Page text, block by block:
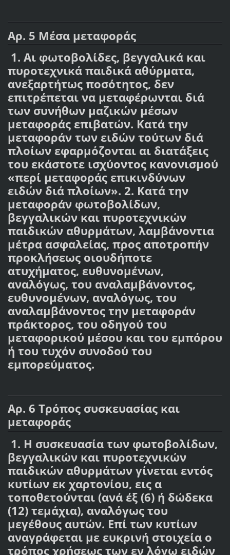
Αρ. 5 Μέσα μεταφοράς
1. Αι φωτοβολίδες, βεγγαλικά και
πυροτεχνικά παιδικά αθύρματα,
ανεξαρτήτως ποσότητος, δεν
επιτρέπεται να μεταφέρωνται διά
των συνήθων μαζικών μέσων
μεταφοράς επιβατών. Κατά την
μεταφοράν των ειδών τούτων διά
πλοίων εφαρμόζονται αι διατάξεις
του εκάστοτε ισχύοντος κανονισμού
«περί μεταφοράς επικινδύνων
ειδών διά πλοίων». 2. Κατά την
μεταφοράν φωτοβολίδων,
βεγγαλικών και πυροτεχνικών
παιδικών αθυρμάτων, λαμβάνοντια
μέτρα ασφαλείας, προς αποτροπήν
προκλήσεως οιουδήποτε
ατυχήματος, ευθυνομένων,
αναλόγως, του αναλαμβάνοντος,
ευθυνομένων, αναλόγως, του
αναλαμβάνοντος την μεταφοράν
πράκτορος, του οδηγού του
μεταφορικού μέσου και του εμπόρου
ή του τυχόν συνοδού του
εμπορεύματος.
Αρ. 6 Τρόπος συσκευασίας και
μεταφοράς
1. Η συσκευασία των φωτοβολίδων,
βεγγαλικών και πυροτεχνικών
παιδικών αθυρμάτων γίνεται εντός
κυτίων εκ χαρτονίου, εις α
τοποθετούνται (ανά έξ (6) ή δώδεκα
(12) τεμάχια), αναλόγως του
μεγέθους αυτών. Επί των κυτίων
αναγράφεται με ευκρινή στοιχεία ο
τρόπος χρήσεως των εν λόγω ειδών